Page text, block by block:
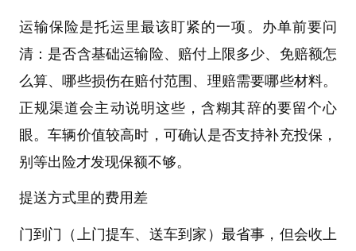
运输保险是托运里最该盯紧的一项。办单前要问
清：是否含基础运输险、赔付上限多少、免赔额怎
么算、哪些损伤在赔付范围、理赔需要哪些材料。
正规渠道会主动说明这些，含糊其辞的要留个心
眼。车辆价值较高时，可确认是否支持补充投保，
别等出险才发现保额不够。
提送方式里的费用差
门到门（上门提车、送车到家）最省事，但会收上